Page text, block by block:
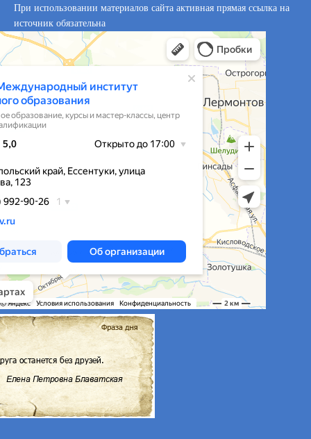
При использовании материалов сайта активная прямая ссылка на
источник обязательна